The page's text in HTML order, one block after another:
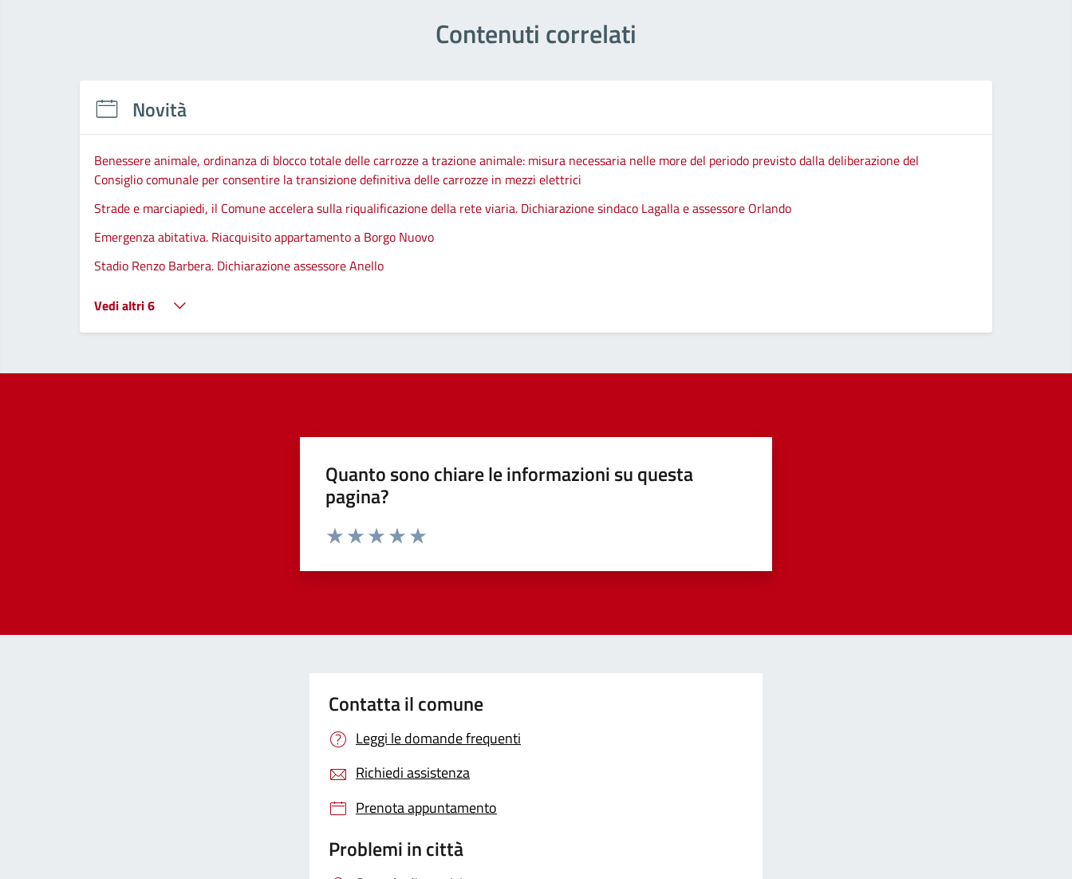
Contenuti correlati
Novità
Benessere animale, ordinanza di blocco totale delle carrozze a trazione animale: misura necessaria nelle more del periodo previsto dalla deliberazione del
Consiglio comunale per consentire la transizione definitiva delle carrozze in mezzi elettrici
Strade e marciapiedi, il Comune accelera sulla riqualificazione della rete viaria. Dichiarazione sindaco Lagalla e assessore Orlando
Emergenza abitativa. Riacquisito appartamento a Borgo Nuovo
Stadio Renzo Barbera. Dichiarazione assessore Anello
Vedi altri 6
Quanto sono chiare le informazioni su questa
pagina?
Contatta il comune
Leggi le domande frequenti
Richiedi assistenza
Prenota appuntamento
Problemi in città